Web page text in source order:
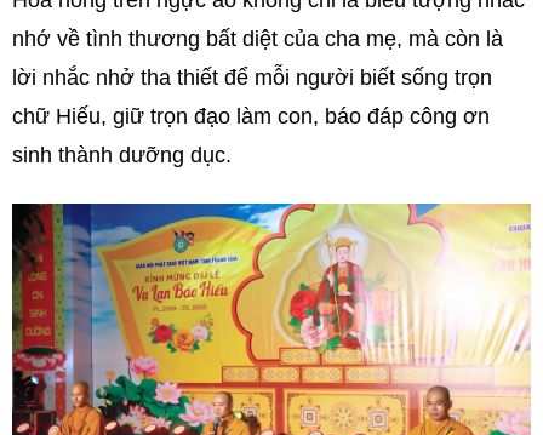
nhớ về tình thương bất diệt của cha mẹ, mà còn là
lời nhắc nhở tha thiết để mỗi người biết sống trọn
chữ Hiếu, giữ trọn đạo làm con, báo đáp công ơn
sinh thành dưỡng dục.